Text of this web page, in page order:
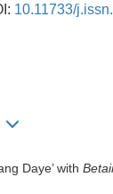
10.11733/
Daye’ with